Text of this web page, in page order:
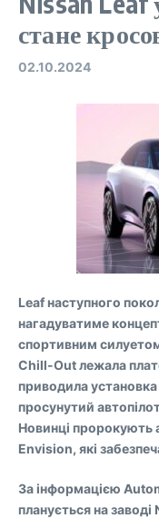
стане
02.10.2024
Leaf наступного
нагадуватиме
спортивним
Chill-Out лежала
приводила
просунутий
Новинці пророкують
Envision, які
За інформацією
планується на заводі